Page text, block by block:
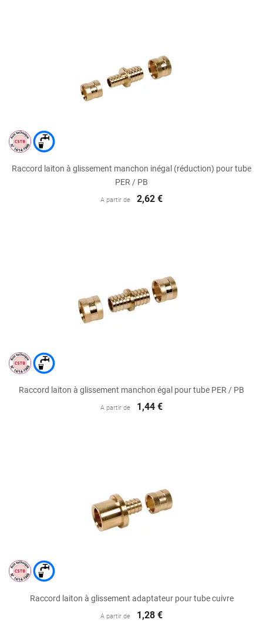
Raccord laiton à glissement manchon inégal (réduction) pour tube
PER / PB
A partir de 2,62 €
Raccord laiton à glissement manchon égal pour tube PER / PB
A partir de 1,44 €
Raccord laiton à glissement adaptateur pour tube cuivre
A partir de 1,28 €